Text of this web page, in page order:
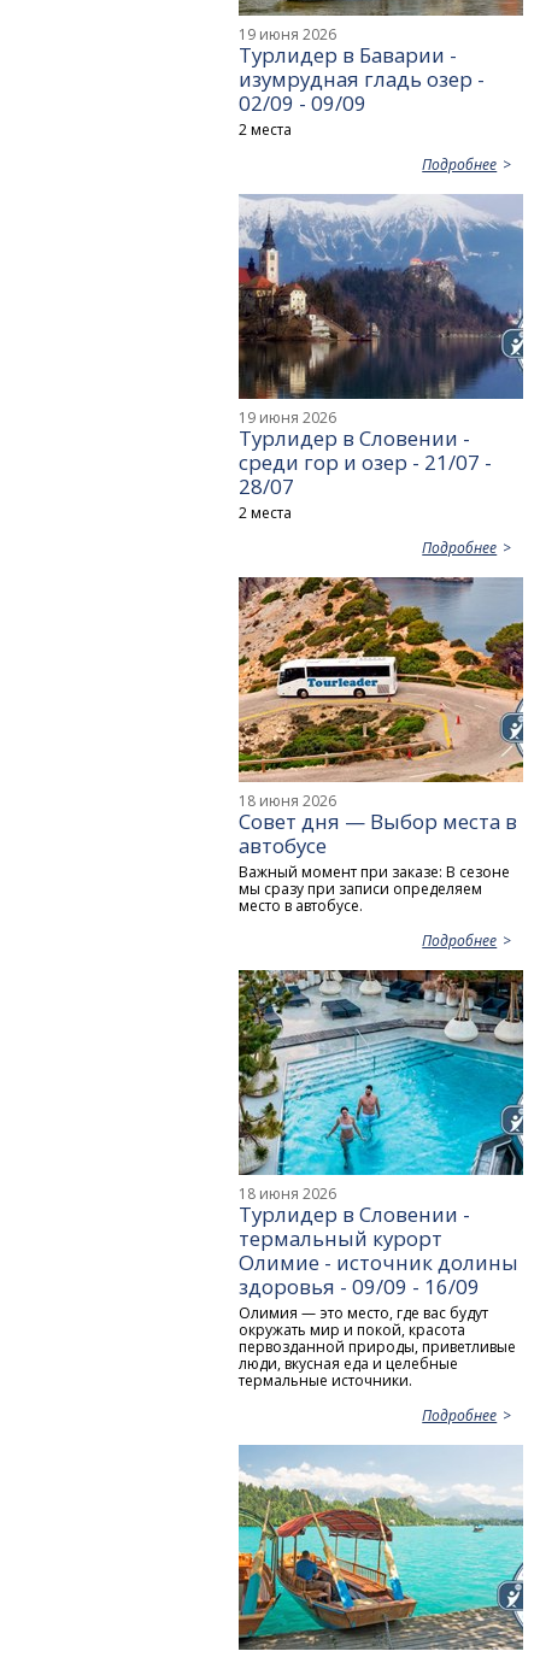
19 июня 2026
Турлидер в Баварии -
изумрудная гладь озер -
02/09 - 09/09
2 места
Подробнее
19 июня 2026
Турлидер в Словении -
среди гор и озер - 21/07 -
28/07
2 места
Подробнее
18 июня 2026
Совет дня — Выбор места в
автобусе
Важный момент при заказе: В сезоне
мы сразу при записи определяем
место в автобусе.
Подробнее
18 июня 2026
Турлидер в Словении -
термальный курорт
Олимие - источник долины
здоровья - 09/09 - 16/09
Олимия — это место, где вас будут
окружать мир и покой, красота
первозданной природы, приветливые
люди, вкусная еда и целебные
термальные источники.
Подробнее